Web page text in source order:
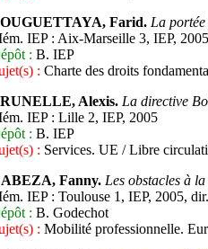
Farid. La
IEP : Aix-Marseille 3, IEP,
: B. IEP
: Charte des droits
Alexis. La directive
IEP : Lille 2, IEP, 2005
: B. IEP
: Services. UE / Libre
Fanny. Les obstacles à
IEP : Toulouse 1, IEP, 2005,
: B. Godechot
: Mobilité professionnelle.